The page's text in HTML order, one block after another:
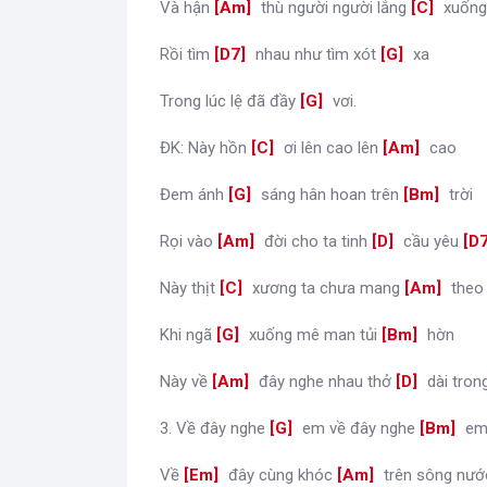
Và hận [Am thù người người lắng [C xuống
Rồi tìm [D7 nhau như tìm xót [G xa
Trong lúc lệ đã đầy [G vơi.
ĐK: Này hồn [C ơi lên cao lên [Am cao
Đem ánh [G sáng hân hoan trên [Bm trời
Rọi vào [Am đời cho ta tinh [D cầu yêu [
Này thịt [C xương ta chưa mang [Am theo
Khi ngã [G xuống mê man tủi [Bm hờn
Này về [Am đây nghe nhau thở [D dài
3. Về đây nghe [G em về đây nghe [Bm em
Về [Em đây cùng khóc [Am trên sông